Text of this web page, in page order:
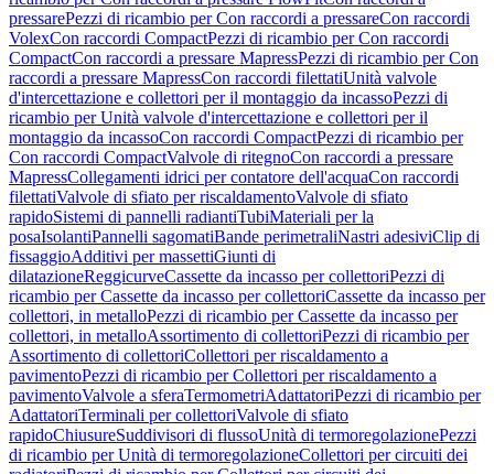
pressarePezzi di ricambio per Con raccordi a pressareCon raccordi
VolexCon raccordi CompactPezzi di ricambio per Con raccordi
CompactCon raccordi a pressare MapressPezzi di ricambio per Con
raccordi a pressare MapressCon raccordi filettatiUnità valvole
d'intercettazione e collettori per il montaggio da incassoPezzi di
ricambio per Unità valvole d'intercettazione e collettori per il
montaggio da incassoCon raccordi CompactPezzi di ricambio per
Con raccordi CompactValvole di ritegnoCon raccordi a pressare
MapressCollegamenti idrici per contatore dell'acquaCon raccordi
filettatiValvole di sfiato per riscaldamentoValvole di sfiato
rapidoSistemi di pannelli radiantiTubiMateriali per la
posaIsolantiPannelli sagomatiBande perimetraliNastri adesiviClip di
fissaggioAdditivi per massettiGiunti di
dilatazioneReggicurveCassette da incasso per collettoriPezzi di
ricambio per Cassette da incasso per collettoriCassette da incasso per
collettori, in metalloPezzi di ricambio per Cassette da incasso per
collettori, in metalloAssortimento di collettoriPezzi di ricambio per
Assortimento di collettoriCollettori per riscaldamento a
pavimentoPezzi di ricambio per Collettori per riscaldamento a
pavimentoValvole a sferaTermometriAdattatoriPezzi di ricambio per
AdattatoriTerminali per collettoriValvole di sfiato
rapidoChiusureSuddivisori di flussoUnità di termoregolazionePezzi
di ricambio per Unità di termoregolazioneCollettori per circuiti dei